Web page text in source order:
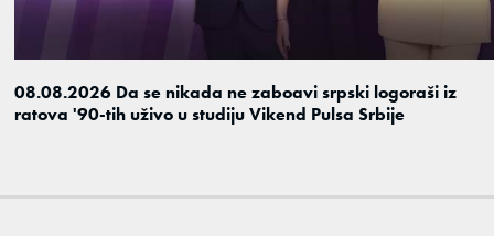
08.08.2026 Da se nikada ne zaboavi srpski logoraši iz
ratova '90-tih uživo u studiju Vikend Pulsa Srbije